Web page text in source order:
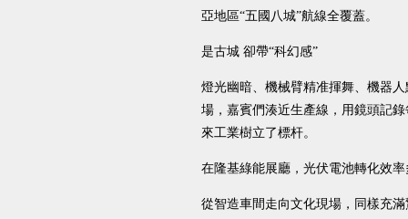
亞地區“五國八城”航線全覆蓋。
是古城 卻帶“科幻感”
燈光幽暗、機械臂精准揮舞、機器
場，嘉賓們湊近生產線，用鏡頭記
來工業樹立了標杆。
在隆基綠能展廳，光伏電池轉化效
從智造車間走向文化現場，同樣充